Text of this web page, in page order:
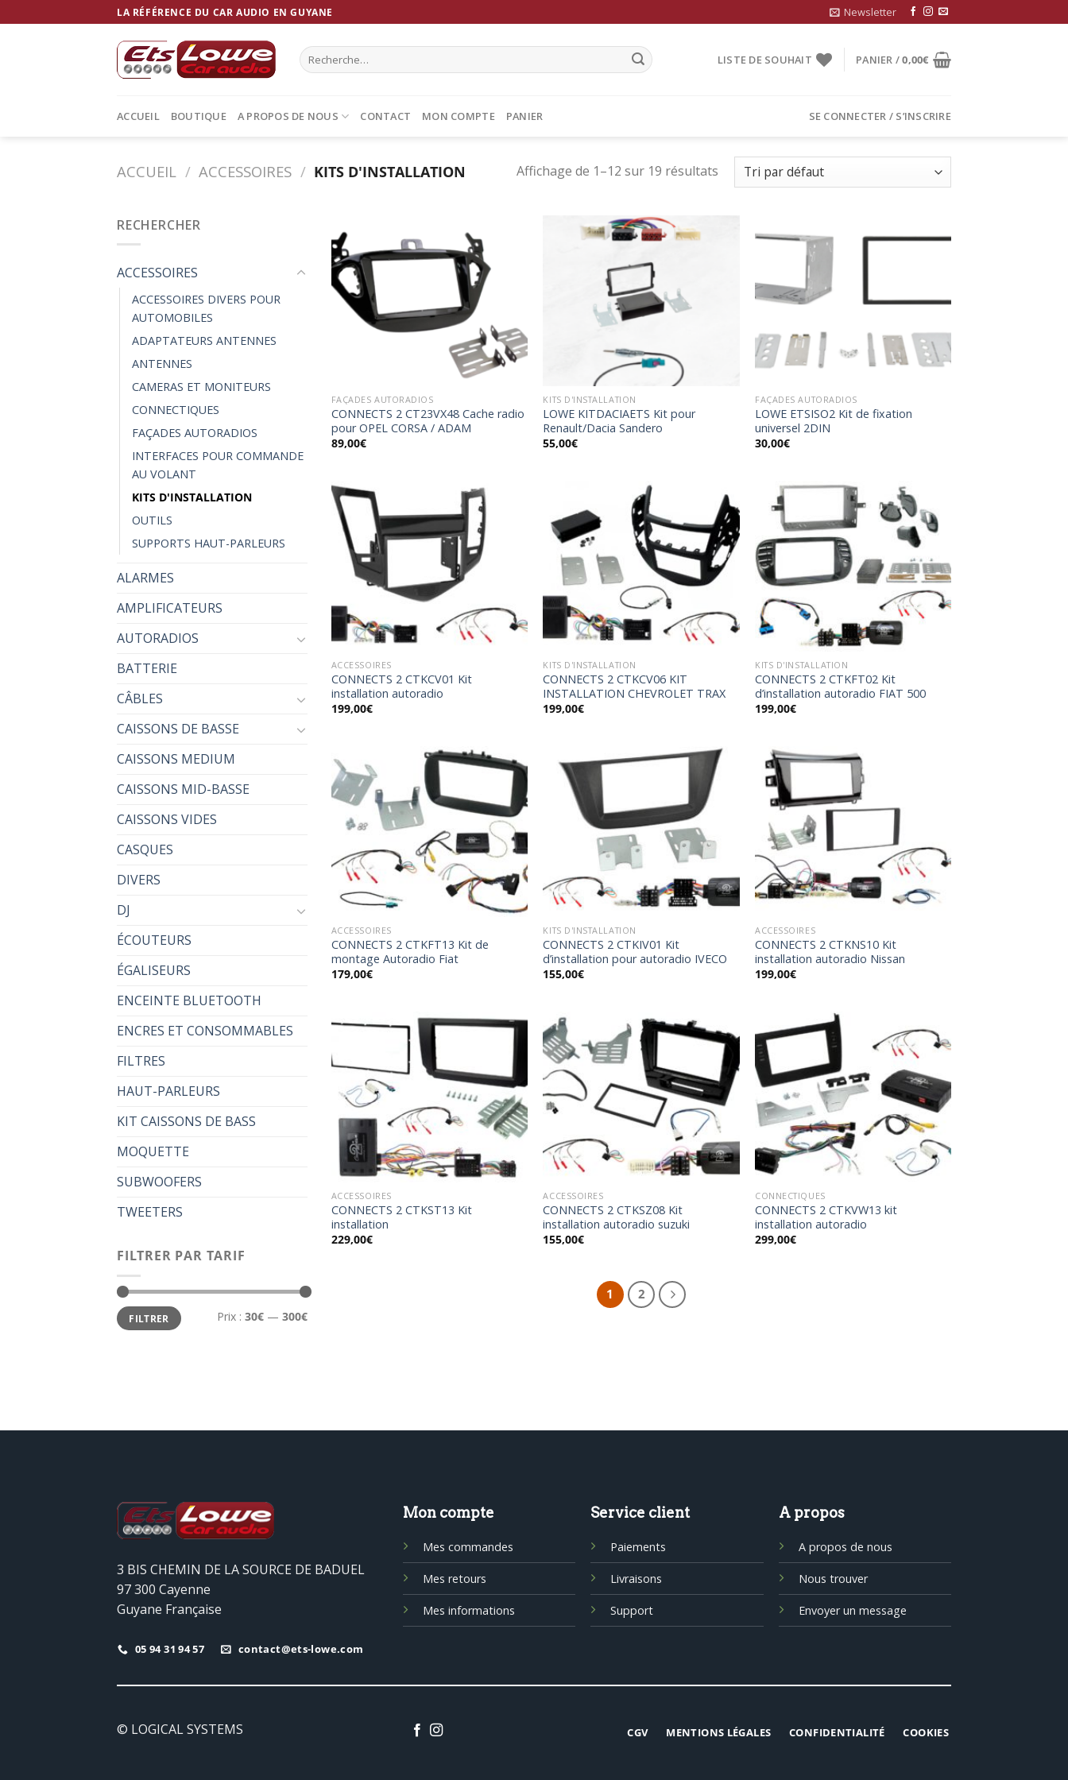
to
LA RÉFÉRENCE DU CAR AUDIO EN GUYANE Newsletter
Recherche
pour :
LISTE DE SOUHAIT PANIER /0,00€
ACCUEIL BOUTIQUE A PROPOS DE NOUS CONTACT MON COMPTE PANIER SE CONNECTER / S’INSCRIRE
ACCUEIL / ACCESSOIRES / KITS D'INSTALLATION Affichage de 1–12 sur 19 résultats
RECHERCHER
ACCESSOIRES
ACCESSOIRES DIVERS POUR
AUTOMOBILES
ADAPTATEURS ANTENNES
ANTENNES
CAMERAS ET MONITEURS
CONNECTIQUES
FAÇADES AUTORADIOS
INTERFACES POUR COMMANDE
AU VOLANT
KITS D'INSTALLATION
OUTILS
SUPPORTS HAUT-PARLEURS
ALARMES
AMPLIFICATEURS
AUTORADIOS
BATTERIE
CÂBLES
CAISSONS DE BASSE
CAISSONS MEDIUM
CAISSONS MID-BASSE
CAISSONS VIDES
CASQUES
DIVERS
DJ
ÉCOUTEURS
ÉGALISEURS
ENCEINTE BLUETOOTH
ENCRES ET CONSOMMABLES
FILTRES
HAUT-PARLEURS
KIT CAISSONS DE BASS
MOQUETTE
SUBWOOFERS
TWEETERS
FILTRER PAR TARIF
Prix
min
Prix
maxFILTRER Prix : 30€ — 300€
Ajouter
FAÇADES AUTORADIOS
CONNECTS 2 CT23VX48 Cache radio
pour OPEL CORSA / ADAM
89,00€
KITS D'INSTALLATION
LOWE KITDACIAETS Kit pour
Renault/Dacia Sandero
55,00€
à la
wishlist
FAÇADES AUTORADIOS
LOWE ETSISO2 Kit de fixation
universel 2DIN
30,00€
Ajouter
ACCESSOIRES
CONNECTS 2 CTKCV01 Kit
installation autoradio
199,00€
Ajouter
à la
wishlist
KITS D'INSTALLATION
CONNECTS 2 CTKCV06 KIT
INSTALLATION CHEVROLET TRAX
199,00€
Ajouter
à la
wishlist
KITS D'INSTALLATION
CONNECTS 2 CTKFT02 Kit
d’installation autoradio FIAT 500
199,00€
Ajouter
à la
wishlist
ACCESSOIRES
CONNECTS 2 CTKFT13 Kit de
montage Autoradio Fiat
179,00€
Ajouter
wishlist
KITS D'INSTALLATION
CONNECTS 2 CTKIV01 Kit
d’installation pour autoradio IVECO
155,00€
ACCESSOIRES
CONNECTS 2 CTKNS10 Kit
installation autoradio Nissan
199,00€
Ajouter
wishlist
ACCESSOIRES
CONNECTS 2 CTKST13 Kit
installation
229,00€
Ajouter
à la
wishlist
ACCESSOIRES
CONNECTS 2 CTKSZ08 Kit
installation autoradio suzuki
155,00€
Ajouter
à la
wishlist
CONNECTIQUES
CONNECTS 2 CTKVW13 kit
installation autoradio
299,00€
1 2
3 BIS CHEMIN DE LA SOURCE DE BADUEL
97 300 Cayenne
Guyane Française
05 94 31 94 57 contact@ets-lowe.com
Mon compte
Mes commandes
Mes retours
Mes informations
Service client
Paiements
Livraisons
Support
A propos
A propos de nous
Nous trouver
Envoyer un message
© LOGICAL SYSTEMS CGV MENTIONS LÉGALES CONFIDENTIALITÉ COOKIES